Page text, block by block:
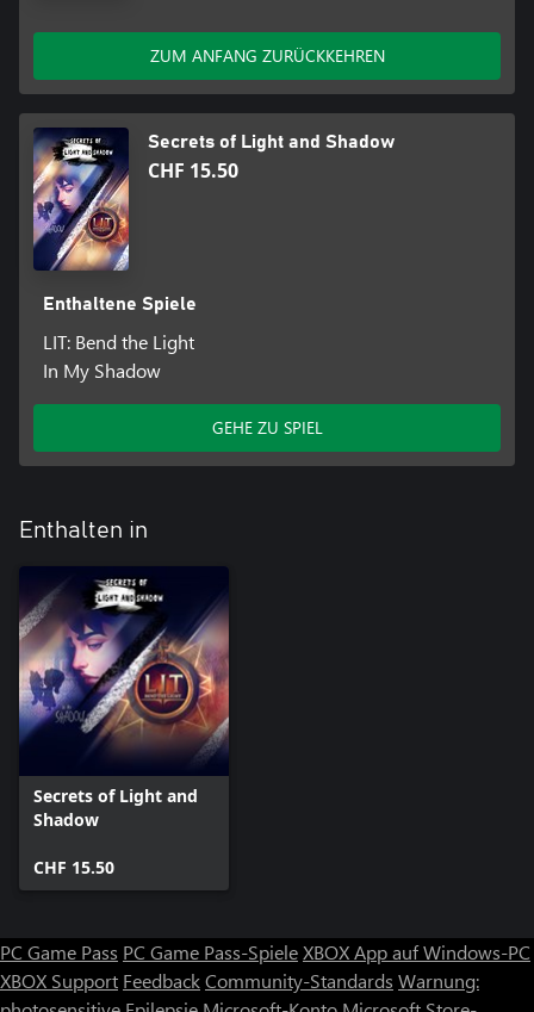
ZUM ANFANG ZURÜCKKEHREN
Secrets of Light and Shadow
CHF 15.50
Enthaltene Spiele
LIT: Bend the Light
In My Shadow
GEHE ZU SPIEL
Enthalten in
Secrets of Light and
Shadow
CHF 15.50
PC Game Pass PC Game Pass-SpieleXBOX App auf Windows-PC
XBOX Support FeedbackCommunity-Standards Warnung: